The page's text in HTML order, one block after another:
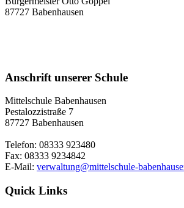
87727 Babenhausen
Anschrift unserer Schule
Mittelschule Babenhausen
Pestalozzistraße 7
87727 Babenhausen
Telefon: 08333 923480
Fax: 08333 9234842
E-Mail: verwaltung@mittelschule-
Quick Links